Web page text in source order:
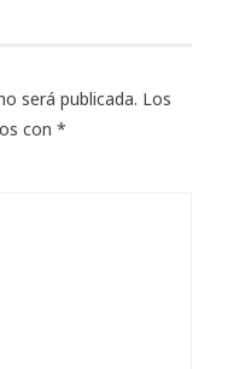
será publicada. Los
con *